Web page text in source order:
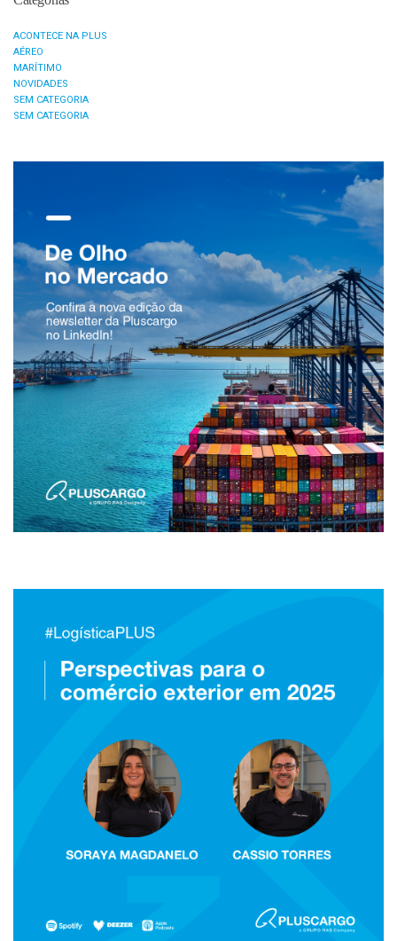
ACONTECE NA PLUS
AÉREO
MARÍTIMO
NOVIDADES
SEM CATEGORIA
SEM CATEGORIA